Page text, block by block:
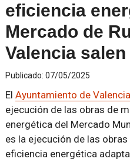
eficiencia
Mercado de
Valencia
Publicado: 07/05/2025
El Ayuntamiento de Valencia
ejecución de las obras de
energética del Mercado
es la ejecución de las
eficiencia energética